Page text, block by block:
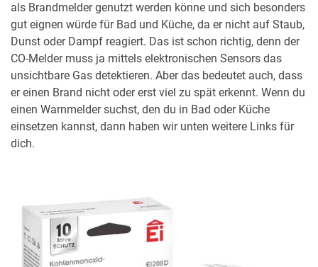
als Brandmelder genutzt werden könne und sich besonders
gut eignen würde für Bad und Küche, da er nicht auf Staub,
Dunst oder Dampf reagiert. Das ist schon richtig, denn der
CO-Melder muss ja mittels elektronischen Sensors das
unsichtbare Gas detektieren. Aber das bedeutet auch, dass
er einen Brand nicht oder erst viel zu spät erkennt. Wenn du
einen Warnmelder suchst, den du in Bad oder Küche
einsetzen kannst, dann haben wir unten weitere Links für
dich.